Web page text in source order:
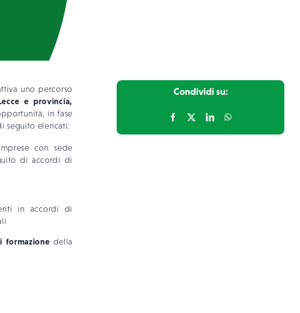
uno percorso
e provincia,
in fase
seguito elencati:
con sede
di accordi di
in accordi di
formazione della
Condividi su: